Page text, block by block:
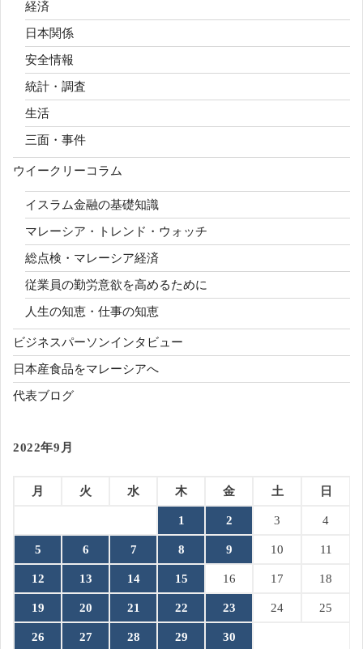
経済
日本関係
安全情報
統計・調査
生活
三面・事件
ウイークリーコラム
イスラム金融の基礎知識
マレーシア・トレンド・ウォッチ
総点検・マレーシア経済
従業員の勤労意欲を高めるために
人生の知恵・仕事の知恵
ビジネスパーソンインタビュー
日本産食品をマレーシアへ
代表ブログ
2022年9月
月 火 水 木 金 土 日
1 2 3 4
5 6 7 8 9 10 11
12 13 14 15 16 17 18
19 20 21 22 23 24 25
26 27 28 29
30